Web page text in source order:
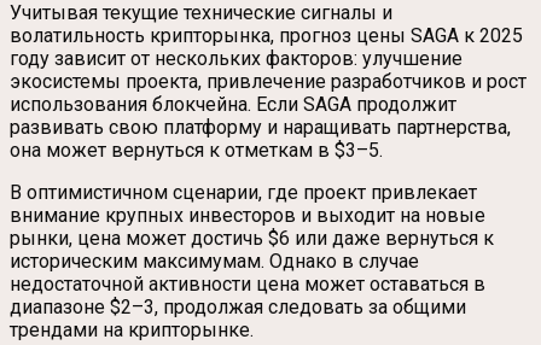
Учитывая текущие технические сигналы и
волатильность крипторынка, прогноз цены SAGA к 2025
году зависит от нескольких факторов: улучшение
экосистемы проекта, привлечение разработчиков и рост
использования блокчейна. Если SAGA продолжит
развивать свою платформу и наращивать партнерства,
она может вернуться к отметкам в $3–5.
В оптимистичном сценарии, где проект привлекает
внимание крупных инвесторов и выходит на новые
рынки, цена может достичь $6 или даже вернуться к
историческим максимумам. Однако в случае
недостаточной активности цена может оставаться в
диапазоне $2–3, продолжая следовать за общими
трендами на крипторынке.